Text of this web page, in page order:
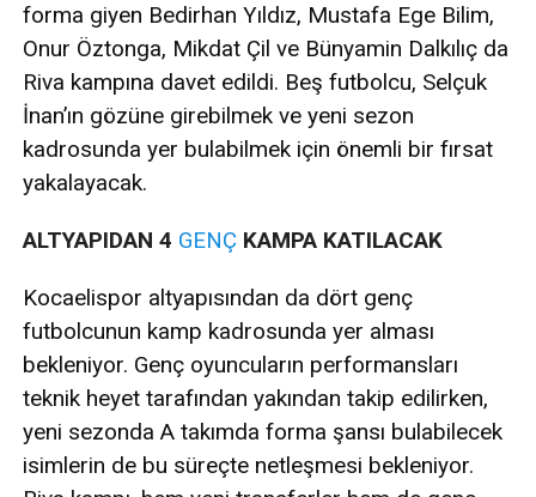
forma giyen Bedirhan Yıldız, Mustafa Ege Bilim,
Onur Öztonga, Mikdat Çil ve Bünyamin Dalkılıç da
Riva kampına davet edildi. Beş futbolcu, Selçuk
İnan’ın gözüne girebilmek ve yeni sezon
kadrosunda yer bulabilmek için önemli bir fırsat
yakalayacak.
ALTYAPIDAN 4 GENÇ KAMPA KATILACAK
Kocaelispor altyapısından da dört genç
futbolcunun kamp kadrosunda yer alması
bekleniyor. Genç oyuncuların performansları
teknik heyet tarafından yakından takip edilirken,
yeni sezonda A takımda forma şansı bulabilecek
isimlerin de bu süreçte netleşmesi bekleniyor.